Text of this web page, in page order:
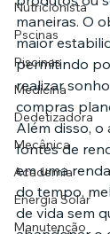
Nutricionista
Pscinas
Piscinas
Medicina
Dedetizadora
Mecânica
Academia
Energia Solar
Manutenção
maneiras. O
maior
permitindo
realizar
compras
Além disso, o
fontes de
em uma
do tempo,
de vida sem